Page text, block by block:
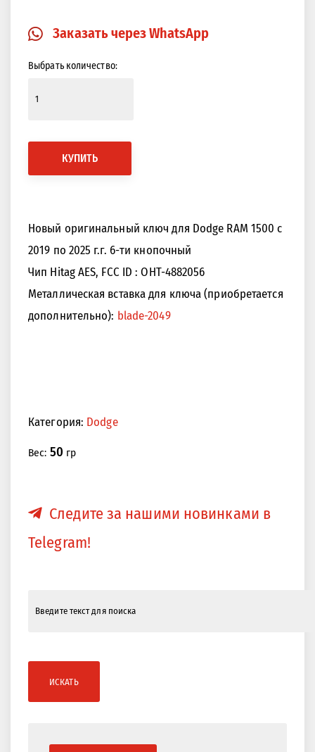
Заказать через WhatsApp
Выбрать количество:
КУПИТЬ
Новый оригинальный ключ для Dodge RAM 1500 с
2019 по 2025 г.г. 6-ти кнопочный
Чип Hitag AES, FCC ID : OHT-4882056
Металлическая вставка для ключа (приобретается
дополнительно): blade-2049
Категория: Dodge
Вес: 50 гр
Следите за нашими новинками в
Telegram!
ИСКАТЬ